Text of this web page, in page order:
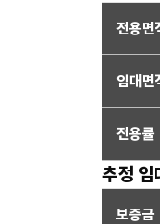
전용면
임대면
전용률
추정 임
보증금